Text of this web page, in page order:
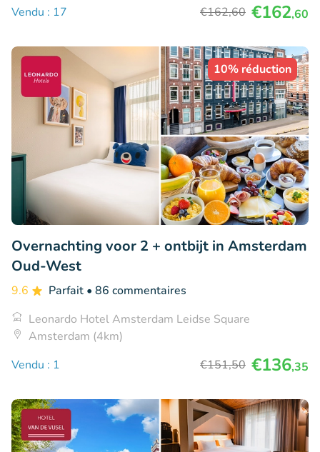
Vendu : 17
€162,60 €162,60
10% réduction
Overnachting voor 2 + ontbijt in Amsterdam
Oud-West
9.6 Parfait • 86 commentaires
Leonardo Hotel Amsterdam Leidse Square
Amsterdam (4km)
Vendu : 1
€151,50 €136,35